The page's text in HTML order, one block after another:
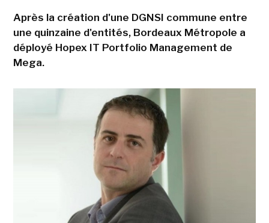
Après la création d'une DGNSI commune entre
une quinzaine d'entités, Bordeaux Métropole a
déployé Hopex IT Portfolio Management de
Mega.